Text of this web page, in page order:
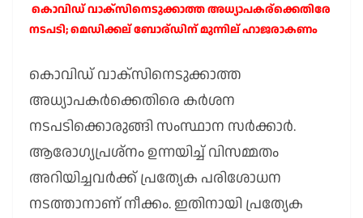
കൊവിഡ് വാക്സിനെടുക്കാത്ത അധ്യാപകര്ക്കെതിരേ
നടപടി; മെഡിക്കല് ബോര്ഡിന് മുന്നില് ഹാജരാകണം
കൊവിഡ് വാക്സിനെടുക്കാത്ത
അധ്യാപകർക്കെതിരെ കർശന
നടപടിക്കൊരുങ്ങി സംസ്ഥാന സർക്കാർ.
ആരോഗ്യപ്രശ്നം ഉന്നയിച്ച് വിസമ്മതം
അറിയിച്ചവർക്ക് പ്രത്യേക പരിശോധന
നടത്താനാണ് നീക്കം. ഇതിനായി പ്രത്യേക